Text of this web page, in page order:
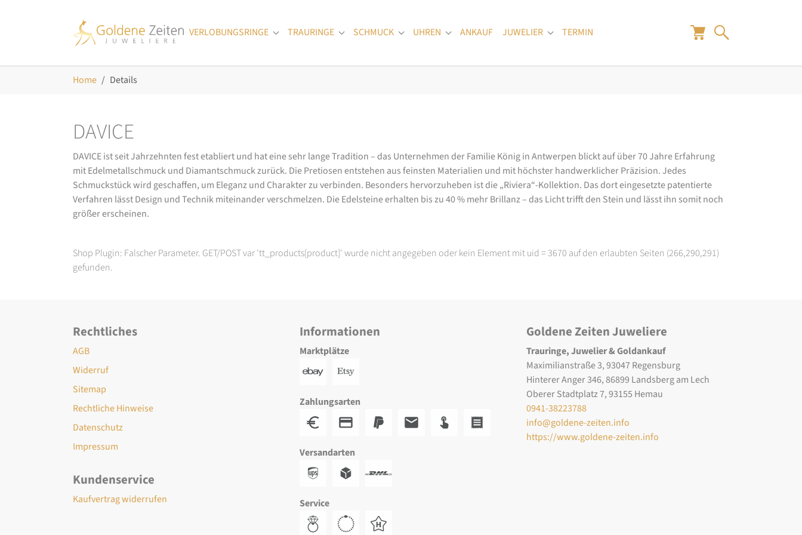
VERLOBUNGSRINGE
Submenu for "Verlobungsringe"
TRAURINGE Submenu for "Trauringe"
SCHMUCK Submenu for "Schmuck"
UHREN Submenu for "Uhren"
ANKAUF JUWELIER Submenu for "Juwelier"
TERMIN
Home Details
DAVICE
DAVICE ist seit Jahrzehnten fest etabliert und hat eine sehr lange Tradition – das Unternehmen der Familie König in Antwerpen blickt auf über 70 Jahre Erfahrung
mit Edelmetallschmuck und Diamantschmuck zurück. Die Pretiosen entstehen aus feinsten Materialien und mit höchster handwerklicher Präzision. Jedes
Schmuckstück wird geschaffen, um Eleganz und Charakter zu verbinden. Besonders hervorzuheben ist die „Riviera“-Kollektion. Das dort eingesetzte patentierte
Verfahren lässt Design und Technik miteinander verschmelzen. Die Edelsteine erhalten bis zu 40 % mehr Brillanz – das Licht trifft den Stein und lässt ihn somit noch
größer erscheinen.
Shop Plugin: Falscher Parameter. GET/POST var 'tt_products[product]' wurde nicht angegeben oder kein Element mit uid = 3670 auf den erlaubten Seiten (266,290,291)
gefunden.
Rechtliches
AGB
Widerruf
Sitemap
Rechtliche Hinweise
Datenschutz
Impressum
Kundenservice
Kaufvertrag widerrufen
Informationen
Marktplätze
Zahlungsarten
Versandarten
Service
Goldene Zeiten Juweliere
Trauringe, Juwelier & Goldankauf
Maximilianstraße 3, 93047 Regensburg
Hinterer Anger 346, 86899 Landsberg am Lech
Oberer Stadtplatz 7, 93155 Hemau
0941-38223788
info@goldene-zeiten.info
https://www.goldene-zeiten.info